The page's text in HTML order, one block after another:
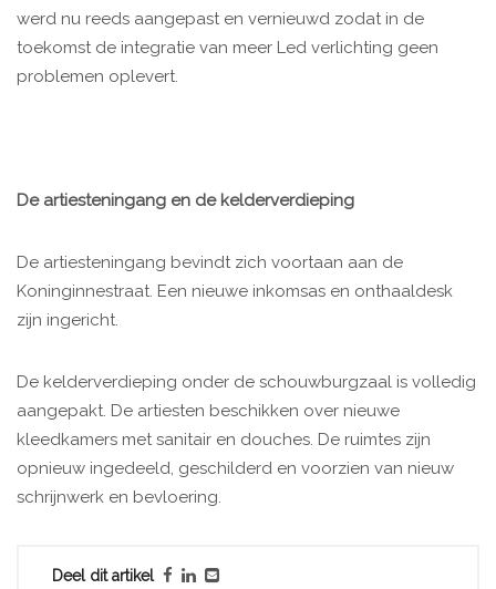
werd nu reeds aangepast en vernieuwd zodat in de
toekomst de integratie van meer Led verlichting geen
problemen oplevert.
De artiesteningang en de kelderverdieping
De artiesteningang bevindt zich voortaan aan de
Koninginnestraat. Een nieuwe inkomsas en onthaaldesk
zijn ingericht.
De kelderverdieping onder de schouwburgzaal is volledig
aangepakt. De artiesten beschikken over nieuwe
kleedkamers met sanitair en douches. De ruimtes zijn
opnieuw ingedeeld, geschilderd en voorzien van nieuw
schrijnwerk en bevloering.
Deel dit artikel